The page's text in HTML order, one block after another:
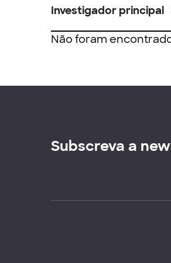
Investigador principal
Não foram
Subscreva a